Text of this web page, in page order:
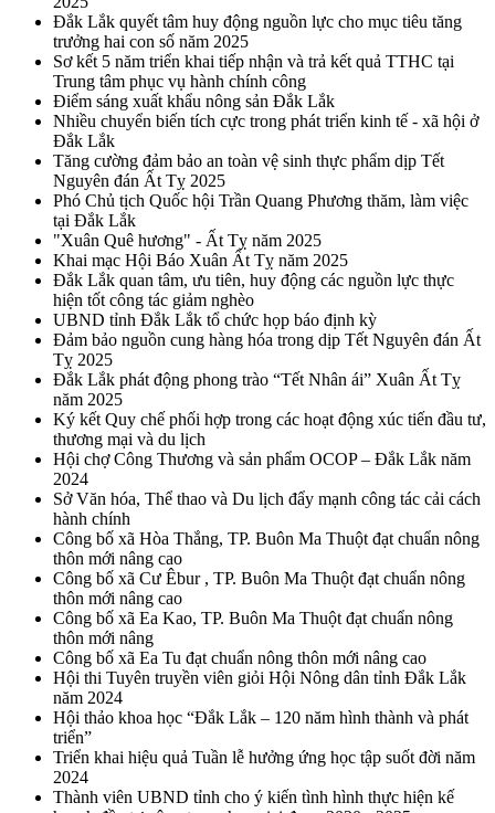
Đắk Lắk quyết tâm huy động nguồn lực cho mục tiêu tăng
trưởng hai con số năm 2025
Sơ kết 5 năm triển khai tiếp nhận và trả kết quả TTHC tại
Trung tâm phục vụ hành chính công
Điểm sáng xuất khẩu nông sản Đắk Lắk
Nhiều chuyển biến tích cực trong phát triển kinh tế - xã hội ở
Đắk Lắk
Tăng cường đảm bảo an toàn vệ sinh thực phẩm dịp Tết
Nguyên đán Ất Tỵ 2025
Phó Chủ tịch Quốc hội Trần Quang Phương thăm, làm việc
tại Đắk Lắk
"Xuân Quê hương" - Ất Tỵ năm 2025
Khai mạc Hội Báo Xuân Ất Tỵ năm 2025
Đắk Lắk quan tâm, ưu tiên, huy động các nguồn lực thực
hiện tốt công tác giảm nghèo
UBND tỉnh Đắk Lắk tổ chức họp báo định kỳ
Đảm bảo nguồn cung hàng hóa trong dịp Tết Nguyên đán Ất
Tỵ 2025
Đắk Lắk phát động phong trào “Tết Nhân ái” Xuân Ất Tỵ
năm 2025
Ký kết Quy chế phối hợp trong các hoạt động xúc tiến đầu tư,
thương mại và du lịch
Hội chợ Công Thương và sản phẩm OCOP – Đắk Lắk năm
2024
Sở Văn hóa, Thể thao và Du lịch đẩy mạnh công tác cải cách
hành chính
Công bố xã Hòa Thắng, TP. Buôn Ma Thuột đạt chuẩn nông
thôn mới nâng cao
Công bố xã Cư Êbur , TP. Buôn Ma Thuột đạt chuẩn nông
thôn mới nâng cao
Công bố xã Ea Kao, TP. Buôn Ma Thuột đạt chuẩn nông
thôn mới nâng
Công bố xã Ea Tu đạt chuẩn nông thôn mới nâng cao
Hội thi Tuyên truyền viên giỏi Hội Nông dân tỉnh Đắk Lắk
năm 2024
Hội thảo khoa học “Đắk Lắk – 120 năm hình thành và phát
triển”
Triển khai hiệu quả Tuần lễ hưởng ứng học tập suốt đời năm
2024
Thành viên UBND tỉnh cho ý kiến tình hình thực hiện kế